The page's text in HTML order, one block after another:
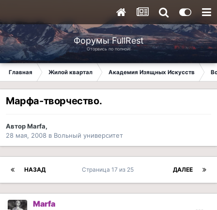
Форумы FullRest
Оторвись по полной!
Главная Жилой квартал Академия Изящных Искусств
Марфа-творчество.
АвторMarfa,
28 мая, 2008 в Вольный университет
НАЗАД ДАЛЕЕ
Страница 17 из 25
Marfa